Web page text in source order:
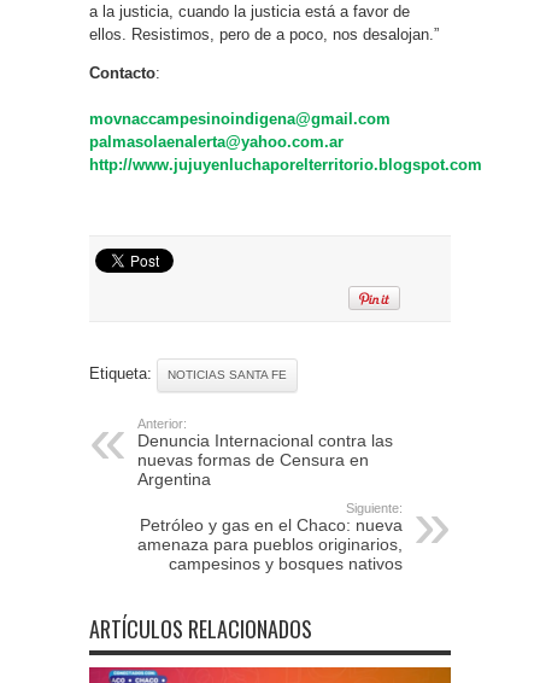
a la justicia, cuando la justicia está a favor de
ellos. Resistimos, pero de a poco, nos desalojan.”
Contacto:
movnaccampesinoindigena@gmail.com
palmasolaenalerta@yahoo.com.ar
http://www.jujuyenluchaporelterritorio.blogspot.com
Etiqueta: NOTICIAS SANTA FE
Anterior:
Denuncia Internacional contra las
nuevas formas de Censura en
Argentina
Siguiente:
Petróleo y gas en el Chaco: nueva
amenaza para pueblos originarios,
campesinos y bosques nativos
ARTÍCULOS RELACIONADOS